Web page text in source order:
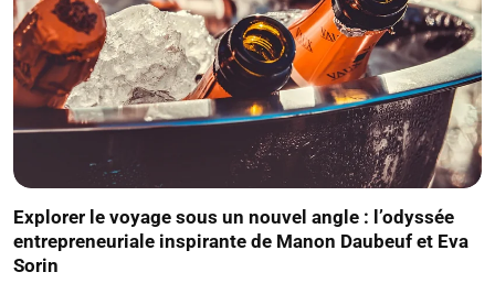
Explorer le voyage sous un nouvel angle : l’odyssée
entrepreneuriale inspirante de Manon Daubeuf et Eva
Sorin